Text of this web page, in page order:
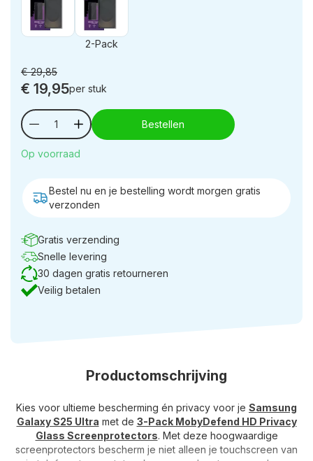
2-Pack
€ 29,85
€ 19,95per stuk
Bestellen
Op voorraad
Bestel nu en je bestelling wordt morgen gratis
verzonden
Gratis verzending
Snelle levering
30 dagen gratis retourneren
Veilig betalen
Productomschrijving
Kies voor ultieme bescherming én privacy voor je Samsung
Galaxy S25 Ultra met de 3-Pack MobyDefend HD Privacy
Glass Screenprotectors. Met deze hoogwaardige
screenprotectors bescherm je niet alleen je touchscreen van